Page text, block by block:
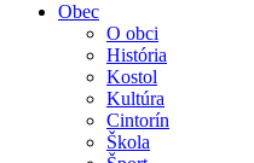
Obec
O obci
História
Kostol
Kultúra
Cintorín
Škola